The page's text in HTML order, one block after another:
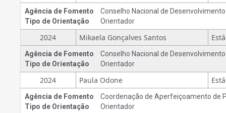
Agência de Fomento
Conselho Nacional de
Tipo de Orientação
Orientador
2024 Mikaela Gonçalves Santos
Agência de Fomento
Conselho Nacional de
Tipo de Orientação
Orientador
2024 Paula Odone
Agência de Fomento
Coordenação de Aperfeiçoamento de
Tipo de Orientação
Orientador